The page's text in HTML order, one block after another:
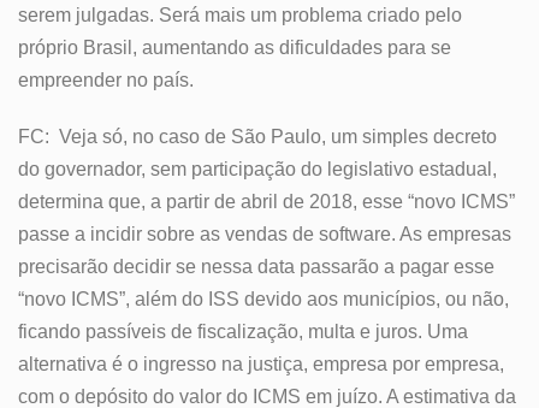
serem julgadas. Será mais um problema criado pelo
próprio Brasil, aumentando as dificuldades para se
empreender no país.
FC: Veja só, no caso de São Paulo, um simples decreto
do governador, sem participação do legislativo estadual,
determina que, a partir de abril de 2018, esse “novo ICMS”
passe a incidir sobre as vendas de software. As empresas
precisarão decidir se nessa data passarão a pagar esse
“novo ICMS”, além do ISS devido aos municípios, ou não,
ficando passíveis de fiscalização, multa e juros. Uma
alternativa é o ingresso na justiça, empresa por empresa,
com o depósito do valor do ICMS em juízo. A estimativa da